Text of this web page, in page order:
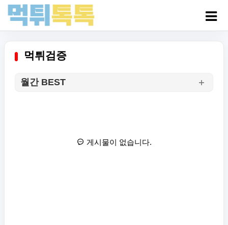
먹튀검증
월간 BEST
게시물이 없습니다.